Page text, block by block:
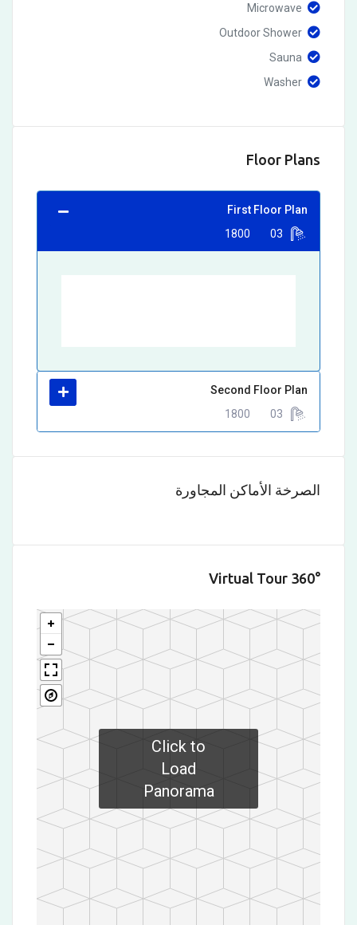
Floor Plans
First Floor Plan
03
1800
Second Floor Plan
03
1800
الصرخة الأماكن المجاورة
360° Virtual Tour
Click to
Load
Panorama